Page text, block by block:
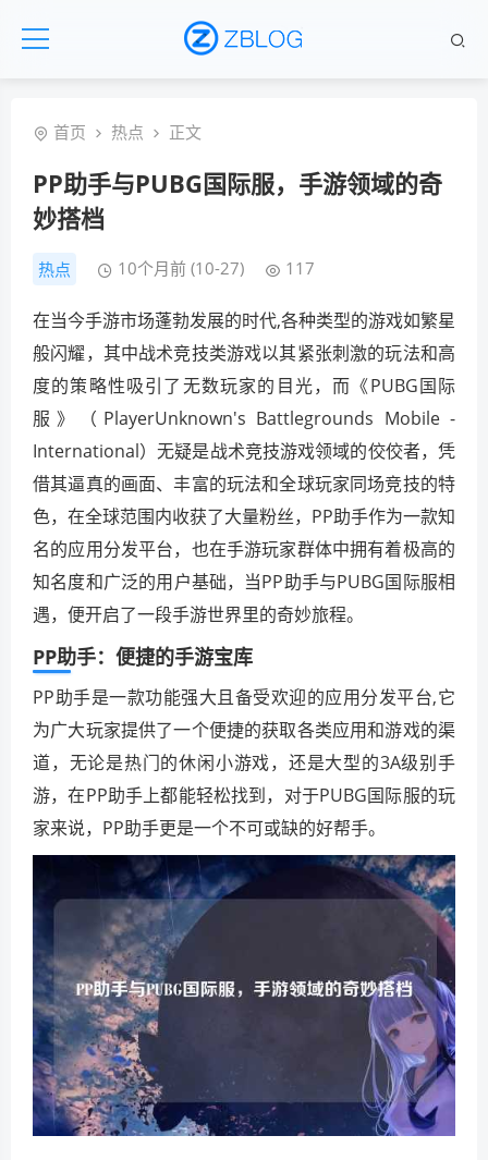
首页 热点 正文
PP助手与PUBG国际服，手游领域的奇
妙搭档
热点 10个月前 (10-27) 117
在当今手游市场蓬勃发展的时代,各种类型的游戏如繁星
般闪耀，其中战术竞技类游戏以其紧张刺激的玩法和高
度的策略性吸引了无数玩家的目光，而《PUBG国际
服》（PlayerUnknown's Battlegrounds Mobile -
International）无疑是战术竞技游戏领域的佼佼者，凭
借其逼真的画面、丰富的玩法和全球玩家同场竞技的特
色，在全球范围内收获了大量粉丝，PP助手作为一款知
名的应用分发平台，也在手游玩家群体中拥有着极高的
知名度和广泛的用户基础，当PP助手与PUBG国际服相
遇，便开启了一段手游世界里的奇妙旅程。
PP助手：便捷的手游宝库
PP助手是一款功能强大且备受欢迎的应用分发平台,它
为广大玩家提供了一个便捷的获取各类应用和游戏的渠
道，无论是热门的休闲小游戏，还是大型的3A级别手
游，在PP助手上都能轻松找到，对于PUBG国际服的玩
家来说，PP助手更是一个不可或缺的好帮手。